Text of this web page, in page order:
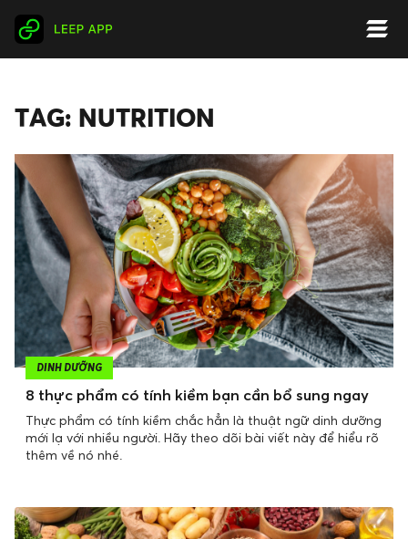
TAG: NUTRITION
DINH DƯỠNG
8 thực phẩm có tính kiềm bạn cần bổ sung ngay
Thực phẩm có tính kiềm chắc hẳn là thuật ngữ dinh dưỡng
mới lạ với nhiều người. Hãy theo dõi bài viết này để hiểu rõ
thêm về nó nhé.